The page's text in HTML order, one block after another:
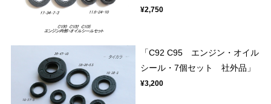
¥2,750
「C92 C95 エンジン・オイル
シール・7個セット 社外品」
¥3,200